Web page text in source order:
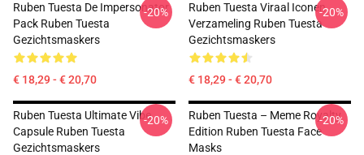
Ruben Tuesta De Impersonator
Pack Ruben Tuesta
Gezichtsmaskers
€ 18,29 - € 20,70
-20%
Ruben Tuesta Viraal Iconen
Verzameling Ruben Tuesta
Gezichtsmaskers
€ 18,29 - € 20,70
-20%
Ruben Tuesta Ultimate Vibe
Capsule Ruben Tuesta
Gezichtsmaskers
-20%
Ruben Tuesta – Meme Royalty
Edition Ruben Tuesta Face
Masks
-20%